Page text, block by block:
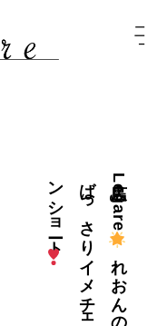
広島Legare
れ
お
ん
の
ば っ
さ
り
イ
メ
チ
ェ
ン シ
ョ
ート